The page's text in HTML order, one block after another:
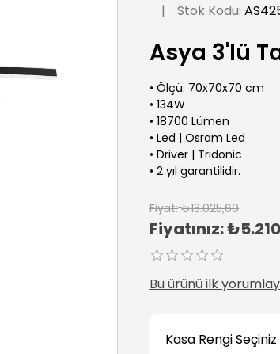
| Stok Kodu:
Asya 3'lü
• Ölçü: 70x70x70 cm
• 134W
• 18700 Lümen
• Led | Osram Led
• Driver | Tridonic
• 2 yıl garantilidir.
Fiyat: ₺13.025,60
Fiyatınız:
Bu ürünü ilk
Kasa Rengi